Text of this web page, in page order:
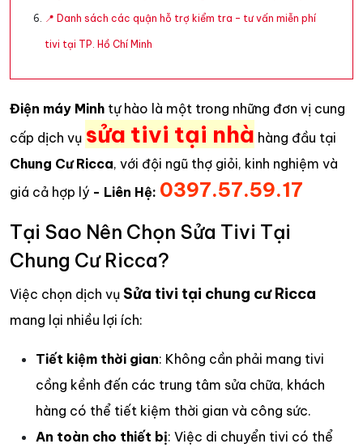
📍 Danh sách các quận hỗ trợ kiểm tra – tư vấn miễn phí
tivi tại TP. Hồ Chí Minh
Điện máy Minh tự hào là một trong những đơn vị cung
cấp dịch vụ sửa tivi tại nhà hàng đầu tại
Chung Cư Ricca, với đội ngũ thợ giỏi, kinh nghiệm và
giá cả hợp lý - Liên Hệ: 0397.57.59.17
Tại Sao Nên Chọn Sửa Tivi Tại
Chung Cư Ricca?
Việc chọn dịch vụ Sửa tivi tại chung cư Ricca
mang lại nhiều lợi ích:
Tiết kiệm thời gian: Không cần phải mang tivi
cồng kềnh đến các trung tâm sửa chữa, khách
hàng có thể tiết kiệm thời gian và công sức.
An toàn cho thiết bị: Việc di chuyển tivi có thể